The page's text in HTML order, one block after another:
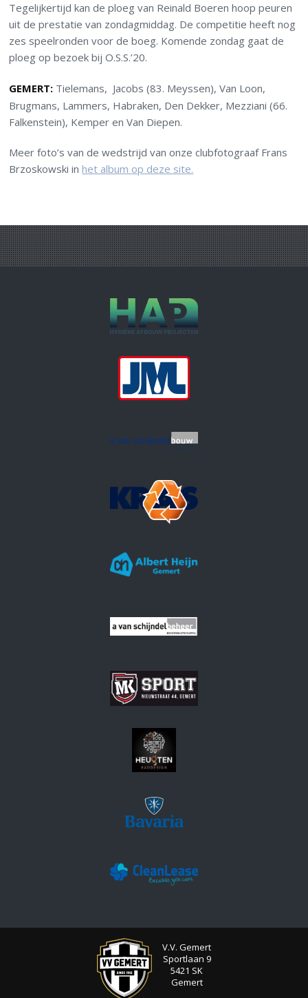
Tegelijkertijd kan de ploeg van Reinald Boeren hoop peuren
uit de prestatie van zondagmiddag. De competitie heeft nog
zes speelronden voor de boeg. Komende zondag gaat de
ploeg op bezoek bij O.S.S.’20.
GEMERT: Tielemans, Jacobs (83. Meyssen), Van Loon,
Brugmans, Lammers, Habraken, Den Dekker, Mezziani (66.
Falkenstein), Kemper en Van Diepen.
Meer foto’s van de wedstrijd van onze clubfotograaf Frans
Brzoskowski inhet album op deze site.
V.V. Gemert
Sportlaan 9
5421 SK
Gemert